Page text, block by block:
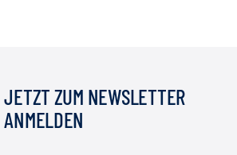
JETZT ZUM NEWSLETTER
ANMELDEN